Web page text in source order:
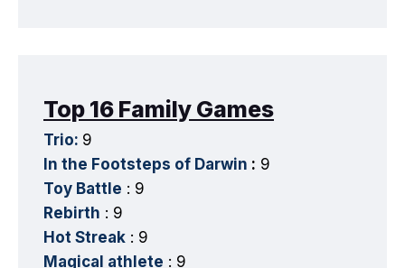
Top 16 Family Games
Trio: 9
In the Footsteps of Darwin : 9
Toy Battle : 9
Rebirth : 9
Hot Streak : 9
Magical athlete : 9